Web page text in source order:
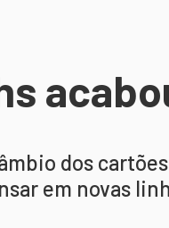
dos
em novas